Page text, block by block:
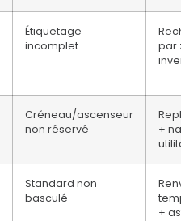
Étiquetage
incomplet
par
Créneau/ascenseur
non réservé
+
Standard non
basculé
+